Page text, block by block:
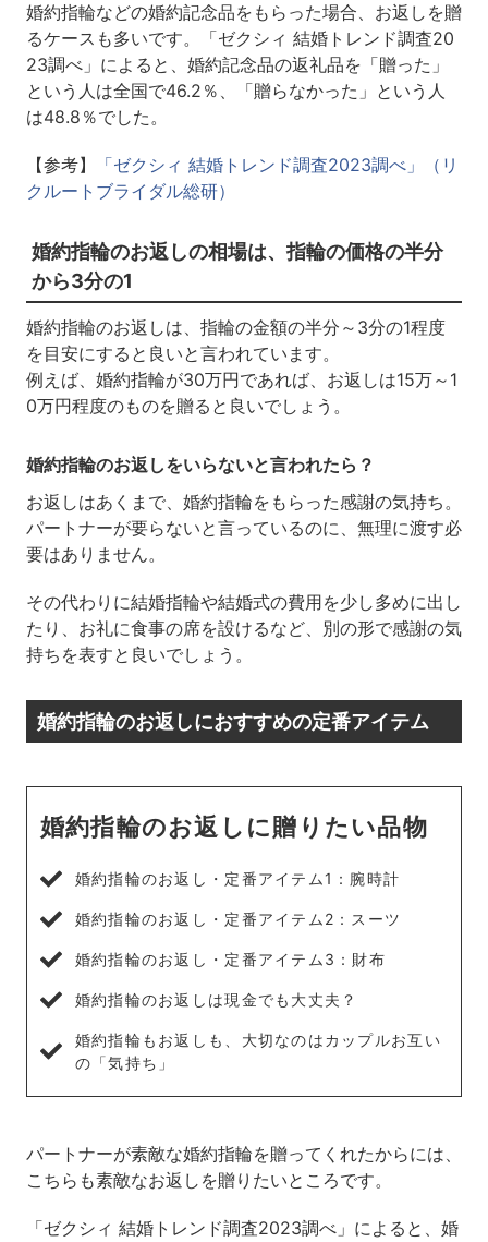
婚約指輪などの婚約記念品をもらった場合、お返しを贈
るケースも多いです。「ゼクシィ 結婚トレンド調査20
23調べ」によると、婚約記念品の返礼品を「贈った」
という人は全国で46.2％、「贈らなかった」という人
は48.8％でした。
【参考】
「ゼクシィ 結婚トレンド調査2023調べ」（リ
クルートブライダル総研）
婚約指輪のお返しの相場は、指輪の価格の半分
から3分の1
婚約指輪のお返しは、指輪の金額の半分～3分の1程度
を目安にすると良いと言われています。
例えば、婚約指輪が30万円であれば、お返しは15万～1
0万円程度のものを贈ると良いでしょう。
婚約指輪のお返しをいらないと言われたら？
お返しはあくまで、婚約指輪をもらった感謝の気持ち。
パートナーが要らないと言っているのに、無理に渡す必
要はありません。
その代わりに結婚指輪や結婚式の費用を少し多めに出し
たり、お礼に食事の席を設けるなど、別の形で感謝の気
持ちを表すと良いでしょう。
婚約指輪のお返しにおすすめの定番アイテム
婚約指輪のお返しに贈りたい品物
婚約指輪のお返し・定番アイテム1：腕時計
婚約指輪のお返し・定番アイテム2：スーツ
婚約指輪のお返し・定番アイテム3：財布
婚約指輪のお返しは現金でも大丈夫？
婚約指輪もお返しも、大切なのはカップルお互い
の「気持ち」
パートナーが素敵な婚約指輪を贈ってくれたからには、
こちらも素敵なお返しを贈りたいところです。
「ゼクシィ 結婚トレンド調査2023調べ」によると、婚